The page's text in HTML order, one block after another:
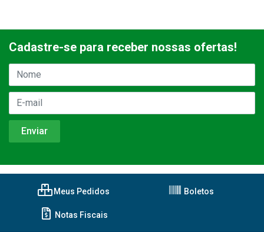
Cadastre-se para receber nossas ofertas!
Meus Pedidos Boletos
Notas Fiscais